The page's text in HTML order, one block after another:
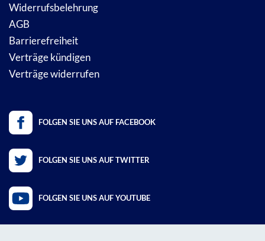
Widerrufsbelehrung
AGB
Barrierefreiheit
Verträge kündigen
Verträge widerrufen
FOLGEN SIE UNS AUF FACEBOOK
FOLGEN SIE UNS AUF TWITTER
FOLGEN SIE UNS AUF YOUTUBE